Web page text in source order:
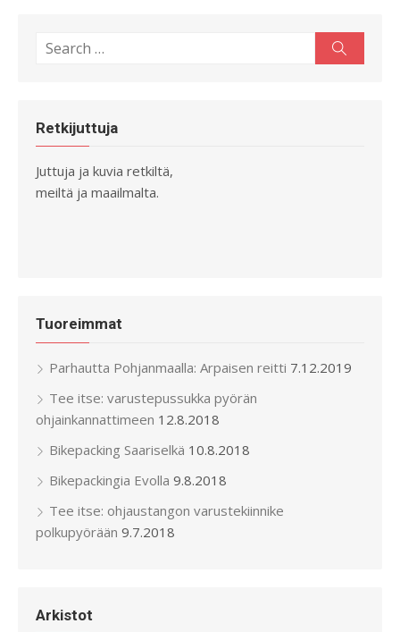
Search
Retkijuttuja
Juttuja ja kuvia retkiltä,
meiltä ja maailmalta.
Tuoreimmat
Parhautta Pohjanmaalla: Arpaisen reitti 7.12.2019
Tee itse: varustepussukka pyörän
ohjainkannattimeen 12.8.2018
Bikepacking Saariselkä 10.8.2018
Bikepackingia Evolla 9.8.2018
Tee itse: ohjaustangon varustekiinnike
polkupyörään 9.7.2018
Arkistot